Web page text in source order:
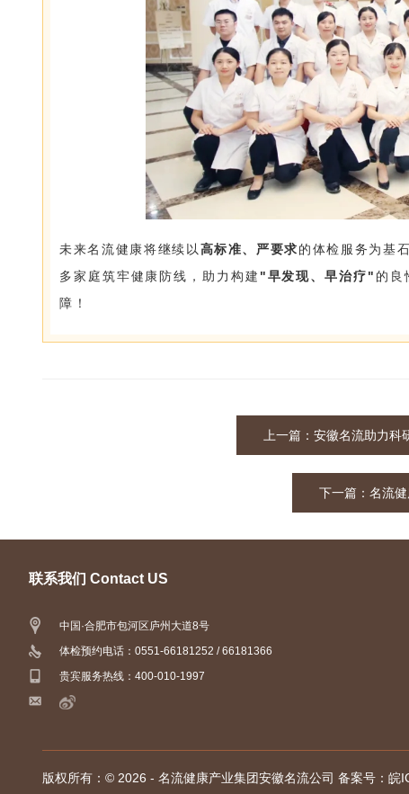
未来名流健康将继续以 高标准、严要求的体检服务为基
多家庭筑牢健康防线，助力构建 "早发现、早治疗" 的良
障！
上一篇： 安徽名流助力科
下一篇： 名流
联系我们 Contact US
中国·合肥市包河区庐州大道8号
体检预约电话：0551-66181252 / 66181366
贵宾服务热线：400-010-1997
版权所有：© 2026 - 名流健康产业集团安徽名流公司 备案号：皖